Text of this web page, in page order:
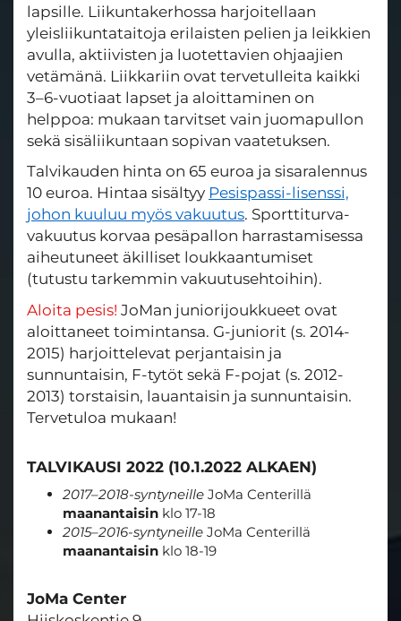
lapsille. Liikuntakerhossa harjoitellaan
yleisliikuntataitoja erilaisten pelien ja leikkien
avulla, aktiivisten ja luotettavien ohjaajien
vetämänä. Liikkariin ovat tervetulleita kaikki
3–6-vuotiaat lapset ja aloittaminen on
helppoa: mukaan tarvitset vain juomapullon
sekä sisäliikuntaan sopivan vaatetuksen.
Talvikauden hinta on 65 euroa ja sisaralennus
10 euroa. Hintaa sisältyy Pesispassi-lisenssi,
johon kuuluu myös vakuutus. Sporttiturva-
vakuutus korvaa pesäpallon harrastamisessa
aiheutuneet äkilliset loukkaantumiset
(tutustu tarkemmin vakuutusehtoihin).
Aloita pesis! JoMan juniorijoukkueet ovat
aloittaneet toimintansa. G-juniorit (s. 2014-
2015) harjoittelevat perjantaisin ja
sunnuntaisin, F-tytöt sekä F-pojat (s. 2012-
2013) torstaisin, lauantaisin ja sunnuntaisin.
Tervetuloa mukaan!
TALVIKAUSI 2022 (10.1.2022 ALKAEN)
2017–2018-syntyneille JoMa Centerillä
maanantaisin klo 17-18
2015–2016-syntyneille JoMa Centerillä
maanantaisin klo 18-19
JoMa Center